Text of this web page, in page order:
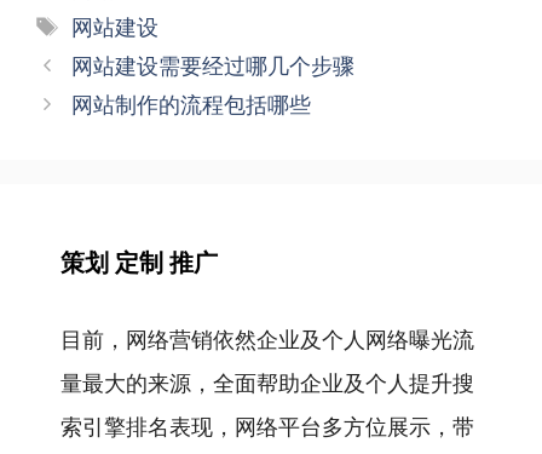
类
标
签
网站建设
文
章
网站建设需要经过哪几个步骤
网站制作的流程包括哪些
策划 定制 推广
目前，网络营销依然企业及个人网络曝光流
量最大的来源，全面帮助企业及个人提升搜
索引擎排名表现，网络平台多方位展示，带